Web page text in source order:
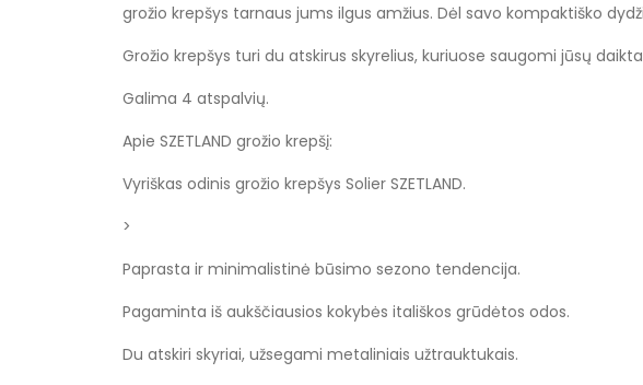
grožio krepšys tarnaus jums ilgus amžius. Dėl savo kompaktiško
Grožio krepšys turi du atskirus skyrelius, kuriuose saugomi jūsų
Galima 4 atspalvių.
Apie SZETLAND grožio krepšį:
Vyriškas odinis grožio krepšys Solier SZETLAND.
>
Paprasta ir minimalistinė būsimo sezono tendencija.
Pagaminta iš aukščiausios kokybės itališkos grūdėtos odos.
Du atskiri skyriai, užsegami metaliniais užtrauktukais.